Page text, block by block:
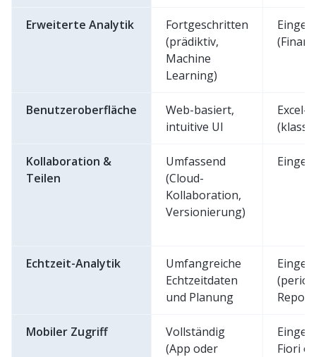
Erweiterte Analytik
Fortgeschritten
(prädiktiv,
Machine
Learning)
Benutzeroberfläche
Web-basiert,
intuitive UI
Excel-
Kollaboration &
Teilen
Umfassend
(Cloud-
Kollaboration,
Versionierung)
Echtzeit-Analytik
Umfangreiche
Echtzeitdaten
und Planung
Mobiler Zugriff
Vollständig
(App oder
Fiori